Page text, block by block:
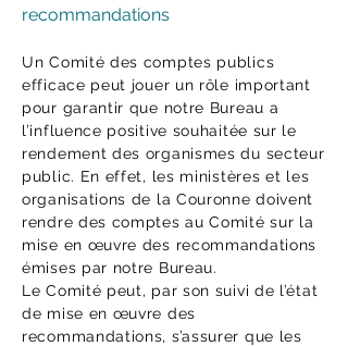
recommandations
Un Comité des comptes publics
efficace peut jouer un rôle important
pour garantir que notre Bureau a
l’influence positive souhaitée sur le
rendement des organismes du secteur
public. En effet, les ministères et les
organisations de la Couronne doivent
rendre des comptes au Comité sur la
mise en œuvre des recommandations
émises par notre Bureau.
Le Comité peut, par son suivi de l’état
de mise en œuvre des
recommandations, s’assurer que les